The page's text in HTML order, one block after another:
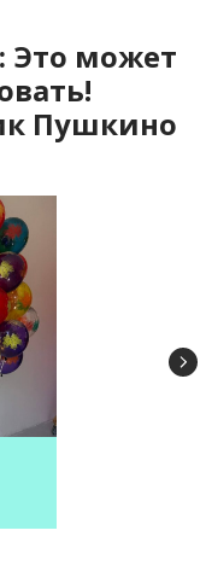
Это может
Пушкино